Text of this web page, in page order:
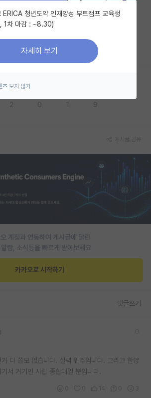
후기 게시판
시판
게시판
시판
게시판
시판
계정과 연동하여 게시글에 달린
람, 소식등을 빠르게 받아보세요
카카오로 시작하기
댓글쓰기
다 쓸모 없습니다. 실력 위주입니다. 그리고 한양
서 거기인 사립 종합대일 뿐입니다.
청년도약 인재양성 부트캠프 교육생
, 1차 마감 : ~8.30)
자세히 보기
보지 않기